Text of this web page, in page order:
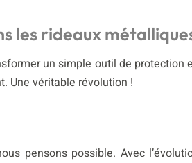
les rideaux
un simple outil de protection
Une véritable révolution !
pensons possible. Avec